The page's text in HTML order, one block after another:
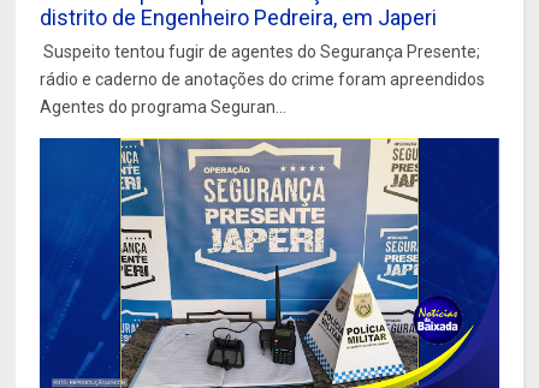
distrito de Engenheiro Pedreira, em Japeri
Suspeito tentou fugir de agentes do Segurança Presente;
rádio e caderno de anotações do crime foram apreendidos
Agentes do programa Seguran...